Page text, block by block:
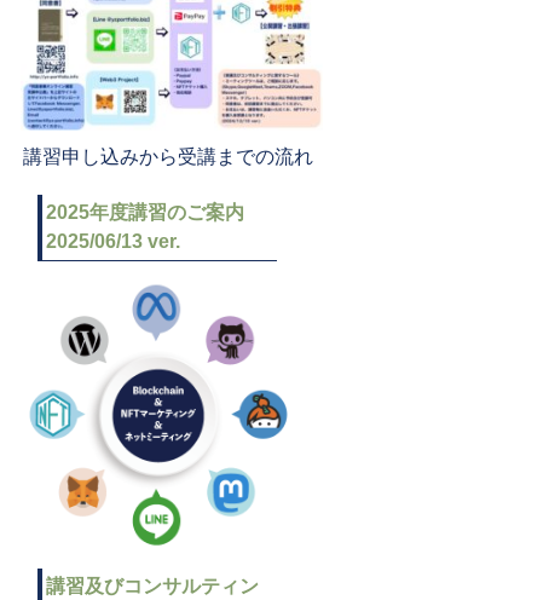
講習申し込みから受講までの流れ
2025年度講習のご案内
2025/06/13 ver.
講習及びコンサルティン